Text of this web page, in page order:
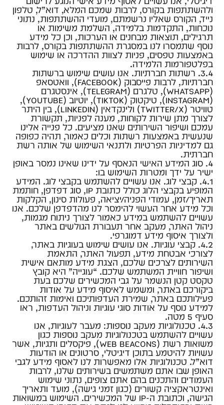
ולהשתתפות בקורס, לרבות שמכם המלא, דוא”ל, טלפון
נייד, הקורס שאליו נרשמתם, מועדי ההשתתפות, נתוני
נוכחות, התקדמות בלמידה, השלמת משימות או
תרגילים, תוצאות מבחנים או הערכות, וכן כל מידע
נוסף שתמסרו לנו במסגרת ההשתתפות בקורס, לרבות
באמצעות טפסים, פניות לצוות ההדרכה או שימוש
בפלטפורמות הלמידה.
3.4. רשתות חברתיות. אנו עושים שימוש ברשתות
חברתיות, לרבות פייסבוק (Facebook), וואטסאפ
(WhatsApp), טלגרם (Telegram), אינסטגרם
(Instagram), טיקטוק (TikTok), יוטיוב (YouTube),
טוויטר (Twitter/X) ולינקדאין (LinkedIn), בין היתר
לצורך מתן שירות לקוחות, מענה לפניות, תקשורת
עמכם ושיפור השירותים שאנו מציעים. כל פנייה אלינו
שנעשית באמצעות רשתות וכלים כאמור, תהיה כפופה
גם למדיניות הפרטיות ולתנאי השימוש של אותה רשת
חברתית.
4. סוג המידע האישי הנאסף על ידינו שאינו נמסר באופן
ישיר על ידך ומטרות השימוש בו:
4.1. קבצי לוג. אנו עשויים להשתמש בקבצי לוג. המידע
המופיע בקבצי הלוג כולל כתובת IP, סוג דפדפן, חותמת
תאריך/זמן, עמודי הפניה/יציאה, פעולות סינון, הקלקות
וכל מידע אחר העשוי להימסר לנו מהדפדפן שלכם. אנו
עשויים להשתמש במידע כאמור לצורך ניתוח מגמות,
ניהול האתר, מעקב אחר תעבורת הגולשים באתר
ולצורך איסוף מידע דמוגרפי.
4.2. קבצי עוגיות. אנו עושים שימוש בעוגיות באתר,
לצורכי אבטחת מידע, תפעול האתר, התאמת
השירותים לצרכים שלכם, הצגת מידע מותאם אישית
ושיפור חוויית המשתמש שלכם. “עוגייה” היא קובץ
טקסט קטן הנשמר על גבי המכשירים שלכם בעת
ביקורכם באתר, ומשמש לאיסוף מידע על אודות
פעילותכם באתר, שמירת העדפותיכם ואימות זהותכם.
למידע נוסף על אודות סוגי עוגיות וניהול העדפות, ראו
סעיף 5 מטה.
4.3. טכנולוגיות מעקב נוספות: מעבר לעוגיות, אנו
עשויים להשתמש בטכנולוגיות מעקב נוספות כגון
משואות רשת (web beacons), פיקסלים ותגיות, אשר
עשויות להיטמע בתוכן דיגיטלי, סרטונים או הודעות
דוא”ל. טכנולוגיות אלו מאפשרות לנו לאסוף מידע לגבי
האופן שבו אתם משתמשים בשירותים שלנו, לרבות
העמודים והתכנים בהם אתם צופים, נתוני שימוש
ואינטראקציה קשורים (כגון זמני גישה), מועד ותאריך
הגישה, וכתובת ה‑IP של המכשירים. השימוש במשואות